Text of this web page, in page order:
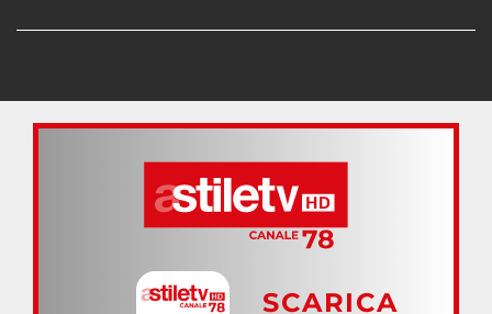
SCARICA